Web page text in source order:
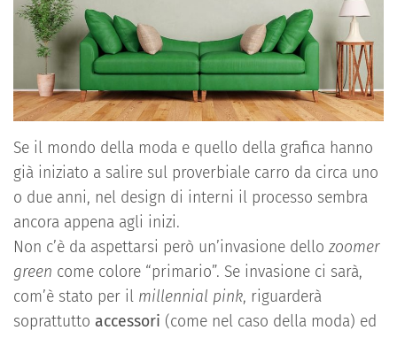
Se il mondo della moda e quello della grafica hanno
già iniziato a salire sul proverbiale carro da circa uno
o due anni, nel design di interni il processo sembra
ancora appena agli inizi.
Non c’è da aspettarsi però un’invasione dello zoomer
green come colore “primario”. Se invasione ci sarà,
com’è stato per il millennial pink, riguarderà
soprattutto accessori (come nel caso della moda) ed